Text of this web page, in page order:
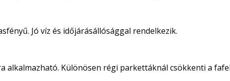
Jó víz és időjárásállósággal rendelkezik.
Különösen régi parkettáknál csökkenti a